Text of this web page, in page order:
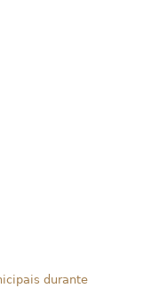
durante